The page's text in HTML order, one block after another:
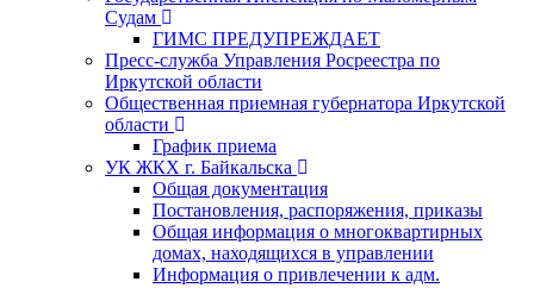
Судам
ГИМС ПРЕДУПРЕЖДАЕТ
Пресс-служба Управления Росреестра по
Иркутской области
Общественная приемная губернатора Иркутской
области
График приема
УК ЖКХ г. Байкальска
Общая документация
Постановления, распоряжения, приказы
Общая информация о многоквартирных
домах, находящихся в управлении
Информация о привлечении к адм.